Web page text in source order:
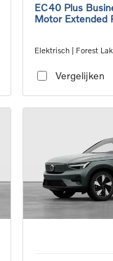
EC40 Plus
Motor Extended
Elektrisch | Forest
Vergelijken